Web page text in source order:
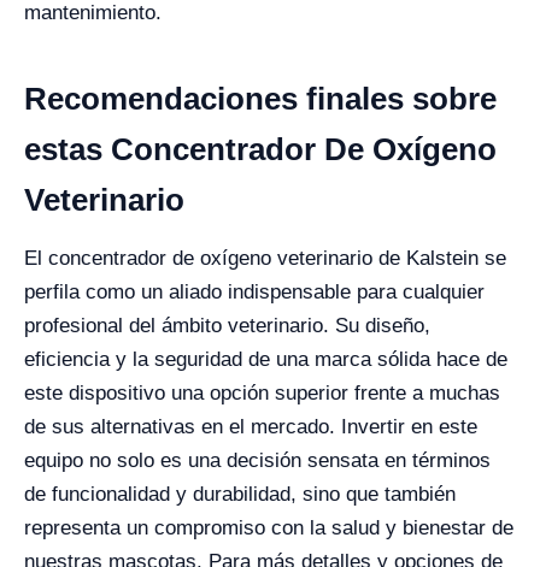
mantenimiento.
Recomendaciones finales sobre
estas Concentrador De Oxígeno
Veterinario
El concentrador de oxígeno veterinario de Kalstein se
perfila como un aliado indispensable para cualquier
profesional del ámbito veterinario. Su diseño,
eficiencia y la seguridad de una marca sólida hace de
este dispositivo una opción superior frente a muchas
de sus alternativas en el mercado. Invertir en este
equipo no solo es una decisión sensata en términos
de funcionalidad y durabilidad, sino que también
representa un compromiso con la salud y bienestar de
nuestras mascotas. Para más detalles y opciones de